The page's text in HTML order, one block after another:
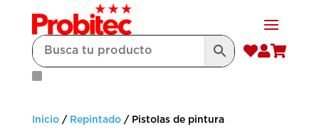

Inicio/ Repintado/ Pistolas de pintura